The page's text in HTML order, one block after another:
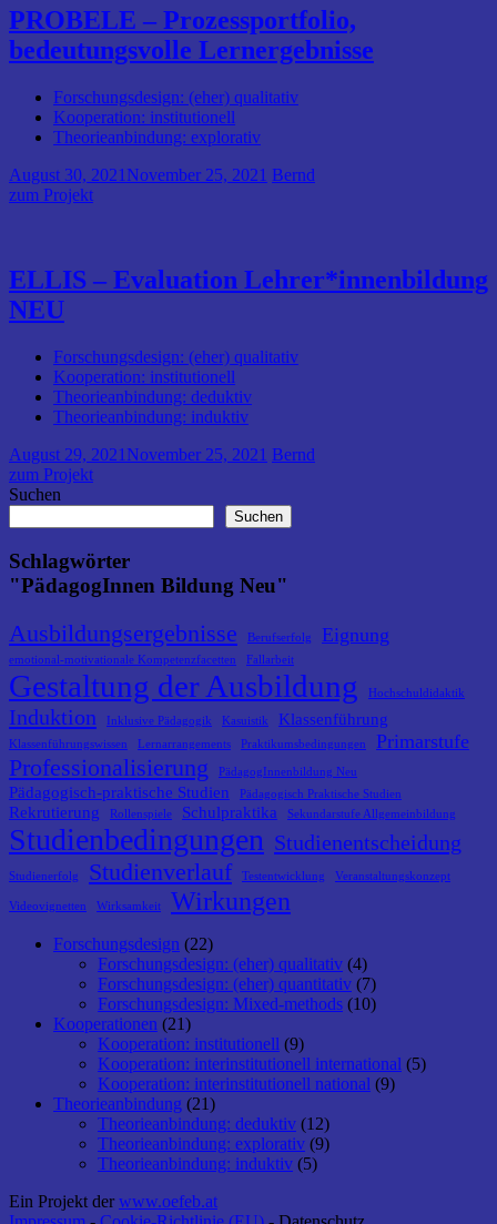
PROBELE – Prozessportfolio,
bedeutungsvolle Lernergebnisse
Forschungsdesign: (eher) qualitativ
Kooperation: institutionell
Theorieanbindung: explorativ
August 30, 2021 November 25, 2021 Bernd
zum Projekt
ELLIS – Evaluation Lehrer*innenbildung
NEU
Forschungsdesign: (eher) qualitativ
Kooperation: institutionell
Theorieanbindung: deduktiv
Theorieanbindung: induktiv
August 29, 2021 November 25, 2021 Bernd
zum Projekt
Suchen
Suchen
Schlagwörter
"PädagogInnen Bildung Neu"
Ausbildungsergebnisse Berufserfolg Eignung
emotional-motivationale Kompetenzfacetten Fallarbeit
Gestaltung der Ausbildung Hochschuldidaktik
Induktion Inklusive Pädagogik Kasuistik Klassenführung
Klassenführungswissen Lernarrangements Praktikumsbedingungen Primarstufe
Professionalisierung PädagogInnenbildung Neu
Pädagogisch-praktische Studien Pädagogisch Praktische Studien
Rekrutierung Rollenspiele Schulpraktika Sekundarstufe Allgemeinbildung
Studienbedingungen Studienentscheidung
Studienerfolg Studienverlauf Testentwicklung Veranstaltungskonzept
Videovignetten Wirksamkeit Wirkungen
Forschungsdesign (22)
Forschungsdesign: (eher) qualitativ (4)
Forschungsdesign: (eher) quantitativ (7)
Forschungsdesign: Mixed-methods (10)
Kooperationen (21)
Kooperation: institutionell (9)
Kooperation: interinstitutionell international (5)
Kooperation: interinstitutionell national (9)
Theorieanbindung (21)
Theorieanbindung: deduktiv (12)
Theorieanbindung: explorativ (9)
Theorieanbindung: induktiv (5)
Ein Projekt derwww.oefeb.at